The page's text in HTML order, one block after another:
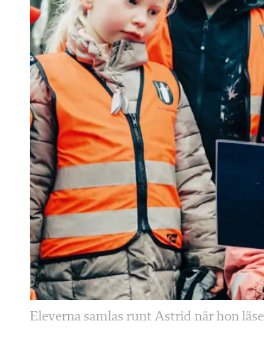
Eleverna samlas runt Astrid när hon